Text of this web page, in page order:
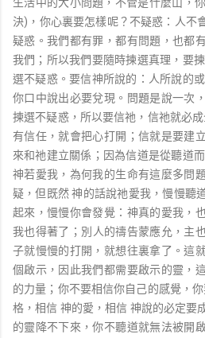
決)，你心裏要怎樣呢？不疑惑：人不
疑惑。我們都有罪，都有問題，也都
我們；所以我們要隨時揀選真理，要
選不疑惑。要信神所說的：人所說的
你口中說出必要兌現。問題是說一次
揀選不疑惑，所以要信祂，信祂就必
有信任，就會把心打開；信就是要建
來和祂建立關係；因為信道是從聽道
神若愛我，為何我的生命有這麼多問
疑，但既然 神的話說祂愛我，慢慢聽
起來，慢慢你會發覺：神真的愛我，
我也得著了；別人的禱告蒙應允，主
子就慢慢的打開，就想往裏拿了。這
個啟示，因此我們都需要啟示的靈，
的力量；你不要相信你自己的感覺，
格，相信 神的愛，相信 神說的必定要
的靈降不下來，你不聽道就無法被開